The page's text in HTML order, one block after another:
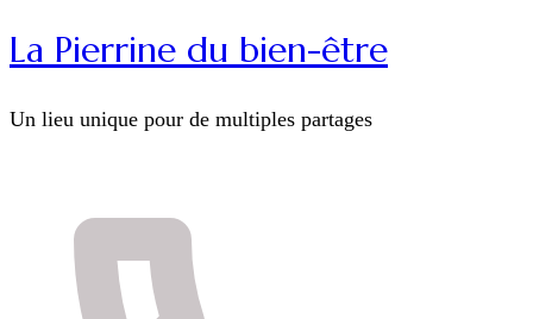
La Pierrine du bien-être
Un lieu unique pour de multiples partages